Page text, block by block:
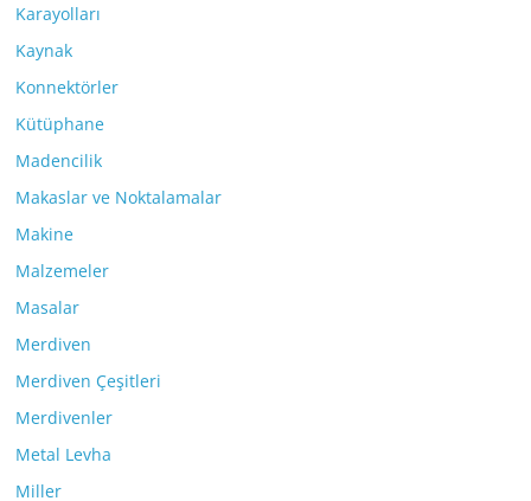
Karayolları
Kaynak
Konnektörler
Kütüphane
Madencilik
Makaslar ve Noktalamalar
Makine
Malzemeler
Masalar
Merdiven
Merdiven Çeşitleri
Merdivenler
Metal Levha
Miller